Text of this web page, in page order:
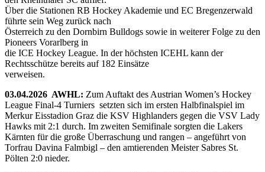
Über die Stationen RB Hockey Akademie und EC Bregenzerwald
führte sein Weg zurück nach
Österreich zu den Dornbirn Bulldogs sowie in weiterer Folge zu den
Pioneers Vorarlberg in
die ICE Hockey League. In der höchsten ICEHL kann der
Rechtsschütze bereits auf 182 Einsätze
verweisen.
03.04.2026 AWHL: Zum Auftakt des Austrian Women’s Hockey
League Final-4 Turniers setzten sich im ersten Halbfinalspiel im
Merkur Eisstadion Graz die KSV Highlanders gegen die VSV Lady
Hawks mit 2:1 durch. Im zweiten Semifinale sorgten die Lakers
Kärnten für die große Überraschung und rangen – angeführt von
Torfrau Davina Falmbigl – den amtierenden Meister Sabres St.
Pölten 2:0 nieder.